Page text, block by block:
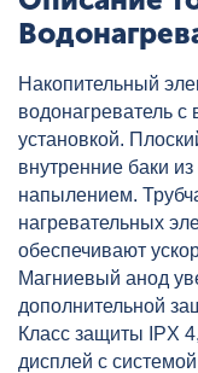
ARISTON
(плоский),
Накопительный
водонагреватель с
установкой.
внутренние баки
напылением.
нагревательных
обеспечивают
Магниевый анод
дополнительной
Класс защиты IPX
дисплей с